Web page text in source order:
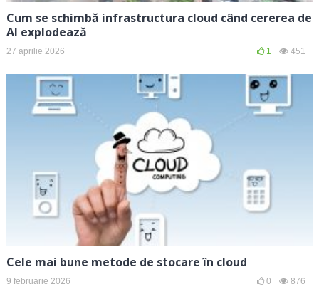
Cum se schimbă infrastructura cloud când cererea de
AI explodează
27 aprilie 2026 1 451
Cele mai bune metode de stocare în cloud
9 februarie 2026 0 876